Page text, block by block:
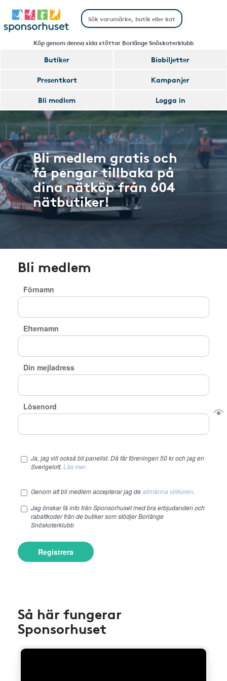
Köp genom denna sida stöttar Borlänge Snöskoterklubb
Butiker
Biobiljetter
Presentkort
Kampanjer
Bli medlem
Logga in
Bli medlem gratis och
få pengar tillbaka på
dina nätköp från 604
nätbutiker!
Bli medlem
Förnamn
Efternamn
Din mejladress
Lösenord
Ja, jag vill också bli panelist. Då får föreningen 50 kr och jag en
Sverigelott. Läs mer.
Genom att bli medlem accepterar jag deallmänna villkoren.
Jag önskar få info från Sponsorhuset med bra erbjudanden och
rabattkoder från de butiker som stödjer Borlänge
Snöskoterklubb
Registrera
Så här fungerar
Sponsorhuset